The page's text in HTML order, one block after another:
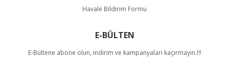
Havale Bildirim Formu
E-BÜLTEN
E-Bültene abone olun, indirim ve kampanyaları kaçırmayın.!!!